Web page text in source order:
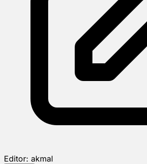
Editor: akmal